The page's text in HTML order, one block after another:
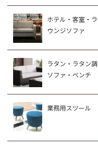
ホテル・客室・ラ
ウンジソファ
ラタン・ラタン調
ソファ・ベンチ
業務用スツール